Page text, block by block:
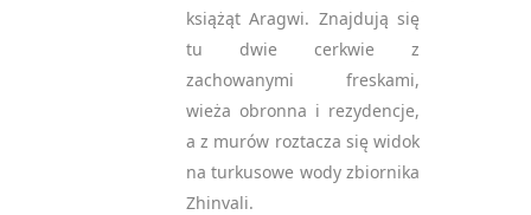
książąt Aragwi. Znajdują się
tu dwie cerkwie z
zachowanymi freskami,
wieża obronna i rezydencje,
a z murów roztacza się widok
na turkusowe wody zbiornika
Zhinvali.